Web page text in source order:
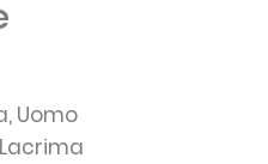
Uomo